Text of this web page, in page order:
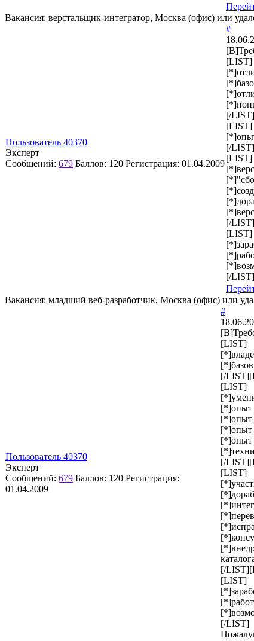
Вакансия: верстальщик-интегратор, Москва (офис) или
Пользователь 40370
Эксперт
Сообщений: 679 Баллов: 120 Регистрация: 01.04.2009
#
[LIST]
[/
[LIST]
[/
[LIST]
[/
[LIST]
[/
Вакансия: младший веб-разработчик, Москва (офис) или
Пользователь 40370
Эксперт
Сообщений: 679 Баллов: 120 Регистрация:
01.04.2009
#
[LIST]
[/
[LIST]
[*]опыт
[*]опыт
[*]опыт
[*]опыт
[/
[LIST]
[/
[LIST]
[/LIST]